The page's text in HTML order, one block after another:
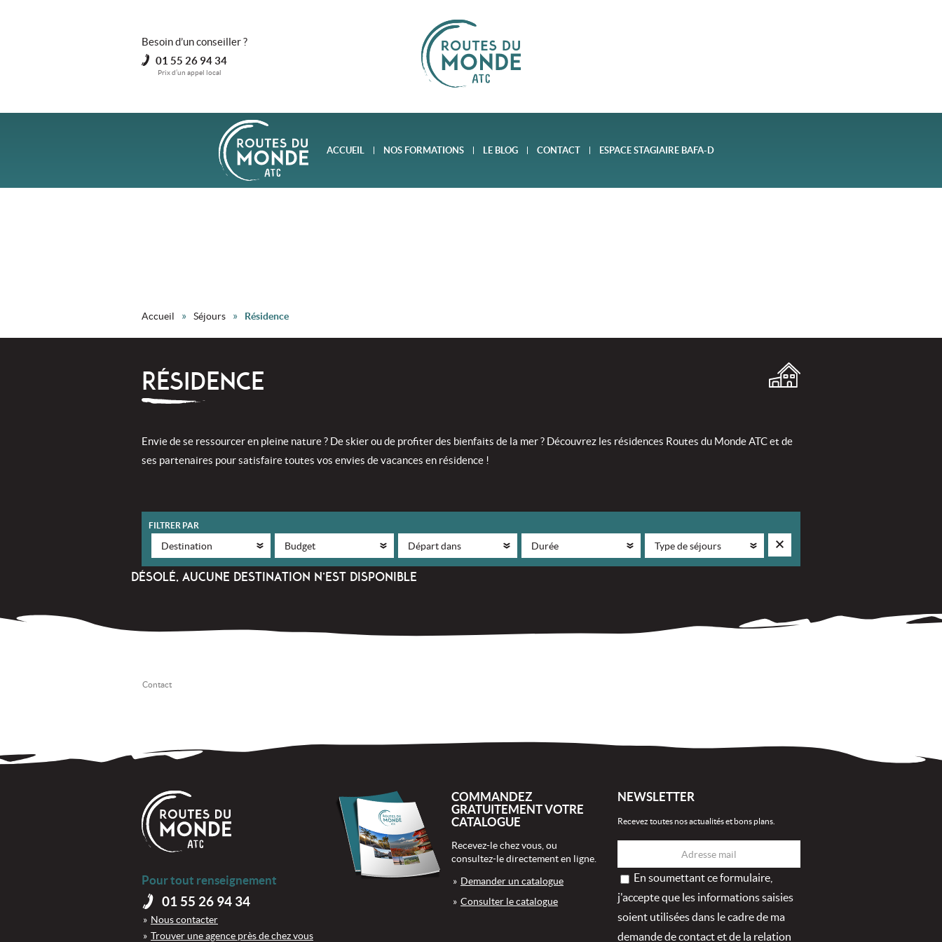
ACCUEIL NOS FORMATIONS LE BLOG CONTACT ESPACE STAGIAIRE BAFA-D
Accueil » Séjours » Résidence
RÉSIDENCE
Envie de se ressourcer en pleine nature ? De skier ou de profiter des bienfaits de la mer ? Découvrez les résidences Routes du Monde ATC et de
ses partenaires pour satisfaire toutes vos envies de vacances en résidence !
FILTRER PAR
DÉSOLÉ, AUCUNE DESTINATION N’EST DISPONIBLE
Contact
Pour tout renseignement
01 55 26 94 34
Nous contacter
Trouver une agence près de chez vous
COMMANDEZ
GRATUITEMENT VOTRE
CATALOGUE
Recevez-le chez vous, ou
consultez-le directement en ligne.
Demander un catalogue
Consulter le catalogue
NEWSLETTER
Recevez toutes nos actualités et bons plans.
En soumettant ce formulaire,
j'accepte que les informations saisies
soient utilisées dans le cadre de ma
demande de contact et de la relation
Besoin d’un conseiller ?
01 55 26 94 34
Prix d’un appel local